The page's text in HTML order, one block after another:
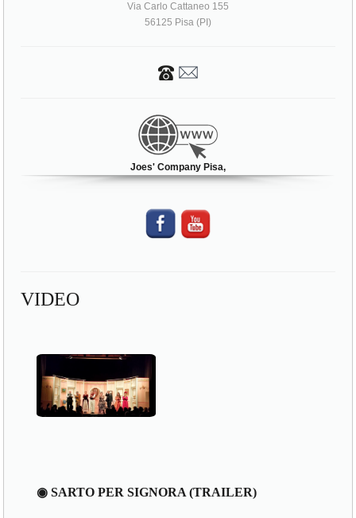
Via Carlo Cattaneo 155
56125 Pisa (PI)
Joes' Company Pisa,
VIDEO
◉ SARTO PER SIGNORA (TRAILER)